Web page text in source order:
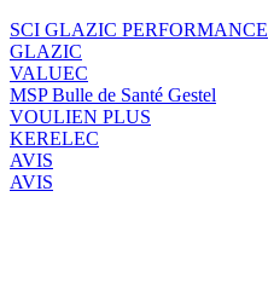
SCI GLAZIC PERFORMANCE
GLAZIC
VALUEC
MSP Bulle de Santé Gestel
VOULIEN PLUS
KERELEC
AVIS
AVIS